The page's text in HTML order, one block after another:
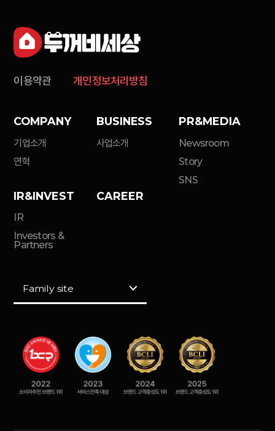
이용약관 개인정보처리방침
COMPANY
기업소개
연혁
BUSINESS
사업소개
PR&MEDIA
Newsroom
Story
SNS
IR&INVEST
IR
Investors &
Partners
CAREER
Family site